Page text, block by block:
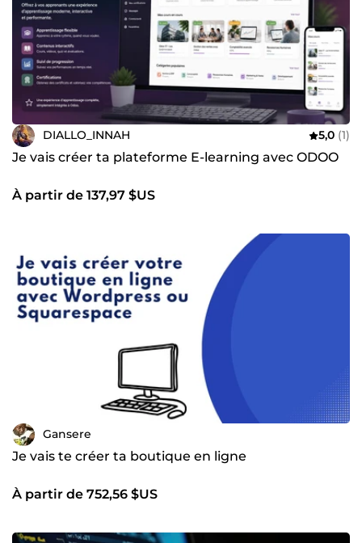
DIALLO_INNAH 5,0 (1)
Je vais créer ta plateforme E-learning avec ODOO
À partir de 137,97 $US
Gansere
Je vais te créer ta boutique en ligne
À partir de 752,56 $US